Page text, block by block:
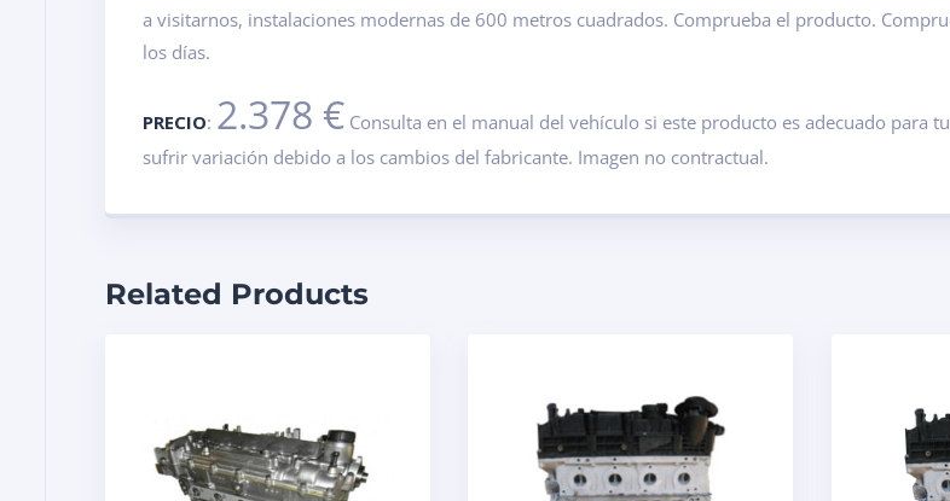
a visitarnos, instalaciones modernas de 600 metros cuadrados. Comprueba el producto.
los días.
PRECIO: 2.378 € Consulta en el manual del vehículo si este producto es adecuado para
sufrir variación debido a los cambios del fabricante. Imagen no contractual.
Related Products